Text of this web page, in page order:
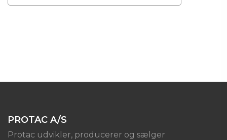
PROTAC A/S
Protac udvikler, producerer og sælger